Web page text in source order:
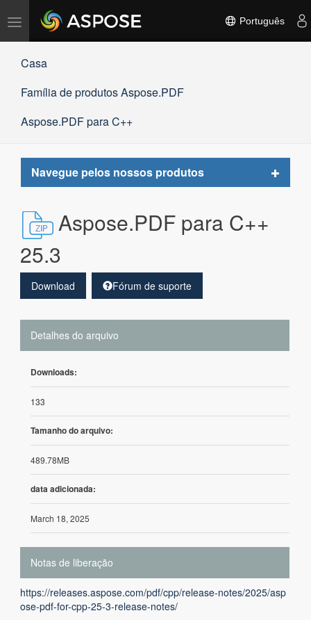
Alternar
navegação
Português
Casa
Família de produtos Aspose.PDF
Aspose.PDF para C++
Navegue pelos nossos produtos
Toggle
Aspose.PDF para C++
25.3
Download Fórum de suporte
Detalhes do arquivo
Downloads:
133
Tamanho do arquivo:
489.78MB
data adicionada:
March 18, 2025
Notas de liberação
https://releases.aspose.com/pdf/cpp/release-notes/2025/asp
ose-pdf-for-cpp-25-3-release-notes/